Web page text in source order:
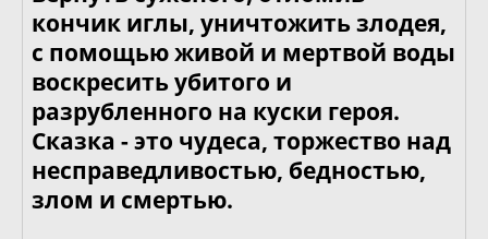
кончик иглы, уничтожить злодея,
с помощью живой и мертвой воды
воскресить убитого и
разрубленного на куски героя.
Сказка - это чудеса, торжество над
несправедливостью, бедностью,
злом и смертью.